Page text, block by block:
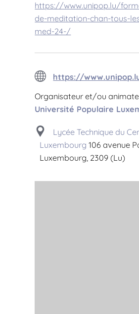
https://www.unipop.lu/
de-meditation-chan-tous-
med-24-/
https://
Organisateur et/ou
Université Populaire
Lycée Technique du
Luxembourg 106 avenue
Luxembourg, 2309 (Lu)